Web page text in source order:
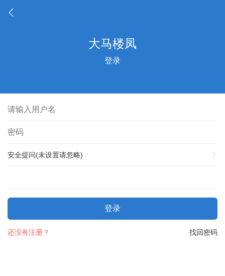
登录
安全提问(未设置请忽略)
登录
找回密码
还没有注册？